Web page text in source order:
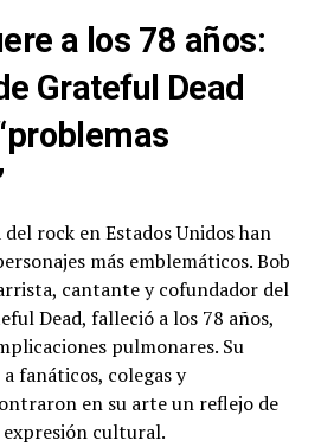
a los 78 años:
Grateful Dead
rock en Estados Unidos han
más emblemáticos. Bob
cantante y cofundador del
Dead, falleció a los 78 años,
pulmonares. Su
fanáticos, colegas y
en su arte un reflejo de
cultural.